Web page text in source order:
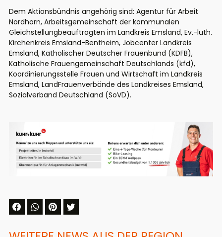
Dem Aktionsbündnis angehörig sind: Agentur für Arbeit
Nordhorn, Arbeitsgemeinschaft der kommunalen
Gleichstellungbeauftragten im Landkreis Emsland, Ev.-luth.
Kirchenkreis Emsland-Bentheim, Jobcenter Landkreis
Emsland, Katholischer Deutscher Frauenbund (KDFB),
Katholische Frauengemeinschaft Deutschlands (kfd),
Koordinierungsstelle Frauen und Wirtschaft im Landkreis
Emsland, LandFrauenverbände des Landkreises Emsland,
Sozialverband Deutschland (SoVD).